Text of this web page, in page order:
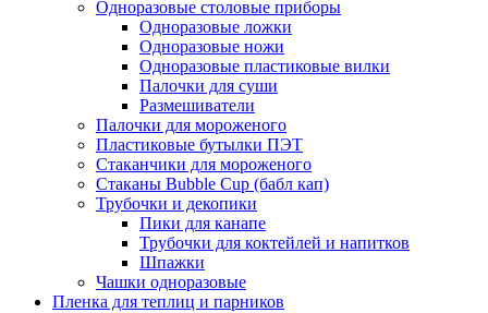
Одноразовые столовые приборы
Одноразовые ложки
Одноразовые ножи
Одноразовые пластиковые вилки
Палочки для суши
Размешиватели
Палочки для мороженого
Пластиковые бутылки ПЭТ
Стаканчики для мороженого
Стаканы Bubble Cup (бабл кап)
Трубочки и декопики
Пики для канапе
Трубочки для коктейлей и напитков
Шпажки
Чашки одноразовые
Пленка для теплиц и парников